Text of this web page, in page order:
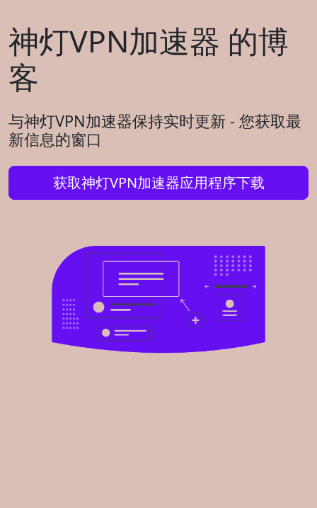
神灯VPN加速器 的博
客
与神灯VPN加速器保持实时更新 - 您获取最
新信息的窗口
获取神灯VPN加速器应用程序下载